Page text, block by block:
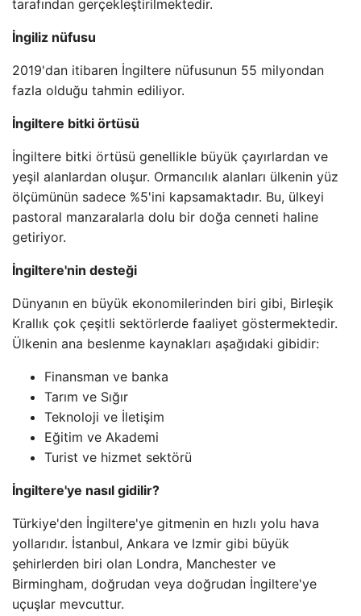
tarafından gerçekleştirilmektedir.
İngiliz nüfusu
2019'dan itibaren İngiltere nüfusunun 55 milyondan
fazla olduğu tahmin ediliyor.
İngiltere bitki örtüsü
İngiltere bitki örtüsü genellikle büyük çayırlardan ve
yeşil alanlardan oluşur. Ormancılık alanları ülkenin yüz
ölçümünün sadece %5'ini kapsamaktadır. Bu, ülkeyi
pastoral manzaralarla dolu bir doğa cenneti haline
getiriyor.
İngiltere'nin desteği
Dünyanın en büyük ekonomilerinden biri gibi, Birleşik
Krallık çok çeşitli sektörlerde faaliyet göstermektedir.
Ülkenin ana beslenme kaynakları aşağıdaki gibidir:
Finansman ve banka
Tarım ve Sığır
Teknoloji ve İletişim
Eğitim ve Akademi
Turist ve hizmet sektörü
İngiltere'ye nasıl gidilir?
Türkiye'den İngiltere'ye gitmenin en hızlı yolu hava
yollarıdır. İstanbul, Ankara ve Izmir gibi büyük
şehirlerden biri olan Londra, Manchester ve
Birmingham, doğrudan veya doğrudan İngiltere'ye
uçuşlar mevcuttur.